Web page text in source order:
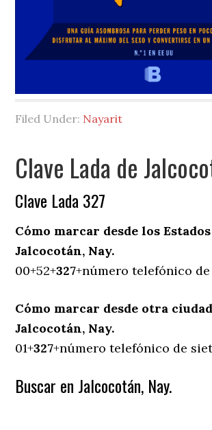
Filed Under: Nayarit
Clave Lada de
Clave Lada 327
Cómo marcar desde los
Jalcocotán, Nay.
00+52+327+número telefónico
Cómo marcar desde otra
Jalcocotán, Nay.
01+327+número telefónico de
Buscar en Jalcocotán, Nay.